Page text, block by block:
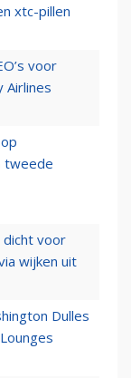
xtc-pillen
voor
Airlines
tweede
dicht voor
wijken uit
Dulles